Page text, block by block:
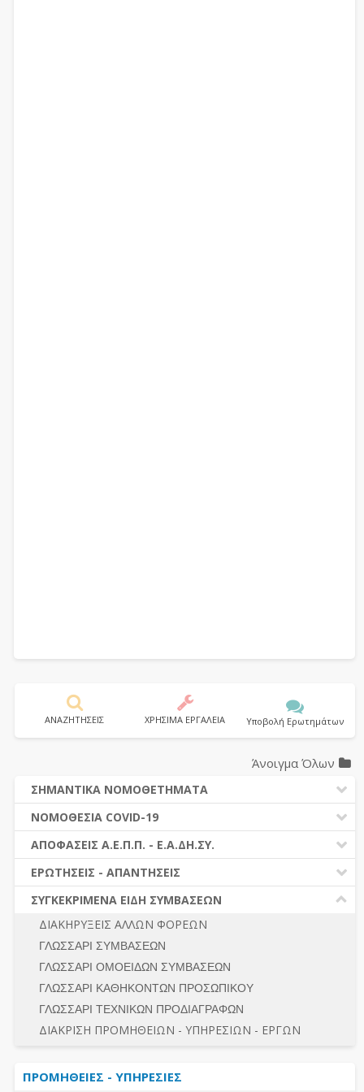
ΑΝΑΖΗΤΗΣΕΙΣ ΧΡΗΣΙΜΑ ΕΡΓΑΛΕΙΑ Υποβολή Ερωτημάτων
Άνοιγμα Όλων
ΣΗΜΑΝΤΙΚΑ ΝΟΜΟΘΕΤΗΜΑΤΑ
ΔΗΜΟΣΙΕΣ ΣΥΜΒΑΣΕΙΣ (Ν. 4412/2016)
ΔΗΜΟΤΙΚΟΣ ΚΩΔΙΚΑΣ (Ν.3463/2006)
ΚΑΛΛΙΚΡΑΤΗΣ (Ν.3852/2010)
ΝΟΜΟΘΕΣΙΑ - ΝΟΜΟΛΟΓΙΑ (ΣΥΝΟΛΟ)
ΝΟΜΟΘΕΣΙΑ COVID-19
ΝΟΜΟΘΕΣΙΑ - ΝΟΜΟΛΟΓΙΑ COVID -19
ΕΡΩΤΗΣΕΙΣ - ΑΠΑΝΤΗΣΕΙΣ
ΑΠΟΦΑΣΕΙΣ Α.Ε.Π.Π. - Ε.Α.ΔΗ.ΣΥ.
ΠΡΟΔΙΚΑΣΤΙΚΗ ΠΡΟΣΦΥΓΗ
ΓΕΝΙΚΟΙ ΚΑΝΟΝΕΣ
ΔΙΚΑΙΟΥΜΕΝΟΙ ΣΥΜΜΕΤΟΧΗΣ
ΠΡΟΣΦΟΡΕΣ – ΔΙΚΑΙΟΛΟΓΗΤΙΚΑ ΣΥΜΜΕΤΟΧΗΣ
ΔΙΕΞΑΓΩΓΗ ΔΙΑΔΙΚΑΣΙΑΣ
ΕΣΗΔΗΣ – ΚΗΜΔΗΣ
ΠΕΡΙΛΗΨΕΙΣ ΑΠΟΦΑΣΕΩΝ Α.Ε.Π.Π. - Ε.Α.ΔΗ.ΣΥ.
ΣΥΝΟΛΟ
ΕΡΩΤΗΣΕΙΣ - ΑΠΑΝΤΗΣΕΙΣ
Ν. 4782/2021 - ΤΡΟΠΟΠΟΙΗΣΗ 4412/2016
ΔΙΕΞΑΓΩΓΗ ΔΙΑΔΙΚΑΣΙΑΣ
ΔΙΑΔΙΚΑΣΙΕΣ ΑΝΑΘΕΣΗΣ
ΓΕΝΙΚΟΙ ΚΑΝΟΝΕΣ
ΠΡΟΕΤΟΙΜΑΣΙΑ - ΔΗΜΟΣΙΟΤΗΤΑ
ΛΟΓΟΙ ΑΠΟΚΛΕΙΣΜΟΥ-ΔΙΚΑΙΟΥΜΕΝΟΙ ΣΥΜΜΕΤΟΧΗΣ
ΠΡΟΣΦΟΡΕΣ - ΔΙΚΑΙΟΛΟΓΗΤΙΚΑ ΣΥΜΜΕΤΟΧΗΣ
ΕΚΤΕΛΕΣΗ ΕΡΓΩΝ - ΜΕΛΕΤΩΝ
ΣΥΓΚΕΚΡΙΜΕΝΑ ΕΙΔΗ ΣΥΜΒΑΣΕΩΝ
ΔΙΑΚΗΡΥΞΕΙΣ ΑΛΛΩΝ ΦΟΡΕΩΝ
ΓΛΩΣΣΑΡΙ ΣΥΜΒΑΣΕΩΝ
ΓΛΩΣΣΑΡΙ ΟΜΟΕΙΔΩΝ ΣΥΜΒΑΣΕΩΝ
ΓΛΩΣΣΑΡΙ ΚΑΘΗΚΟΝΤΩΝ ΠΡΟΣΩΠΙΚΟΥ
ΓΛΩΣΣΑΡΙ ΤΕΧΝΙΚΩΝ ΠΡΟΔΙΑΓΡΑΦΩΝ
ΔΙΑΚΡΙΣΗ ΠΡΟΜΗΘΕΙΩΝ - ΥΠΗΡΕΣΙΩΝ - ΕΡΓΩΝ
ΠΡΟΜΗΘΕΙΕΣ - ΥΠΗΡΕΣΙΕΣ